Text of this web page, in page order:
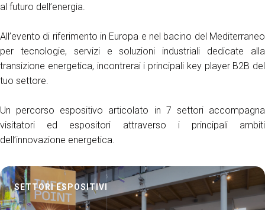
al futuro dell’energia.
All’evento di riferimento in Europa e nel bacino del Mediterraneo
per tecnologie, servizi e soluzioni industriali dedicate alla
transizione energetica, incontrerai i principali key player B2B del
tuo settore.
Un percorso espositivo articolato in 7 settori accompagna
visitatori ed espositori attraverso i principali ambiti
dell’innovazione energetica.
SETTORI ESPOSITIVI